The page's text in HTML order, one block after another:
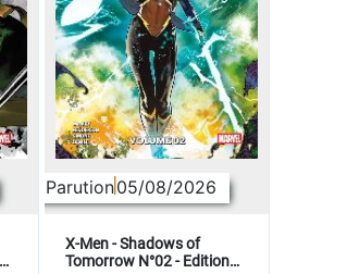
Parution05/08/2026
X-Men - Shadows of
Tomorrow N°02 - Edition